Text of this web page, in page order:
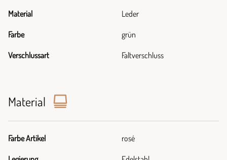
Material Leder
Farbe grün
Verschlussart Faltverschluss
Material
Farbe Artikel rosé